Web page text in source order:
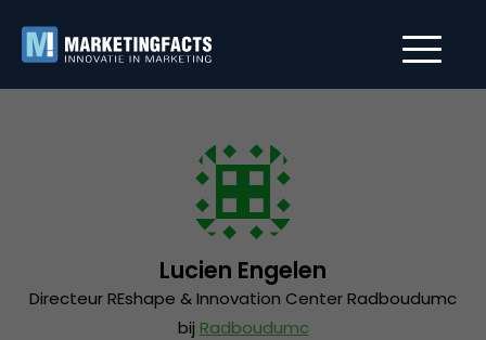
Lucien Engelen
Directeur REshape & Innovation Center Radboudumc
bij Radboudumc